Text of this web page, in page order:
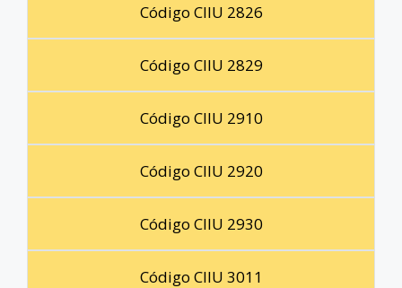
Código CIIU 2826
Código CIIU 2829
Código CIIU 2910
Código CIIU 2920
Código CIIU 2930
Código CIIU 3011